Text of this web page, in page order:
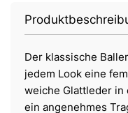
Der klassische
jedem Look eine
weiche Glattleder in
ein angenehmes